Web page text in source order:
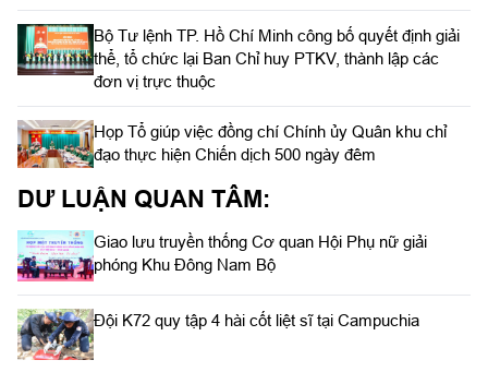
Bộ Tư lệnh TP. Hồ Chí Minh công bố quyết định giải
thể, tổ chức lại Ban Chỉ huy PTKV, thành lập các
đơn vị trực thuộc
Họp Tổ giúp việc đồng chí Chính ủy Quân khu chỉ
đạo thực hiện Chiến dịch 500 ngày đêm
DƯ LUẬN QUAN TÂM:
Giao lưu truyền thống Cơ quan Hội Phụ nữ giải
phóng Khu Đông Nam Bộ
Đội K72 quy tập 4 hài cốt liệt sĩ tại Campuchia